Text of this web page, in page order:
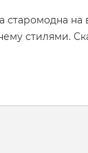
старомодна на
стилями.